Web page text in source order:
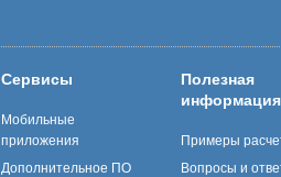
Сервисы
Мобильные
приложения
Дополнительное ПО
Полезная
информация
Примеры
Вопросы и